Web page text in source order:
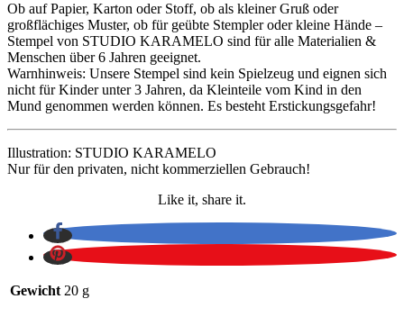
Ob auf Papier, Karton oder Stoff, ob als kleiner Gruß oder
großflächiges Muster, ob für geübte Stempler oder kleine Hände –
Stempel von STUDIO KARAMELO sind für alle Materialien &
Menschen über 6 Jahren geeignet.
Warnhinweis: Unsere Stempel sind kein Spielzeug und eignen sich
nicht für Kinder unter 3 Jahren, da Kleinteile vom Kind in den
Mund genommen werden können. Es besteht Erstickungsgefahr!
Illustration: STUDIO KARAMELO
Nur für den privaten, nicht kommerziellen Gebrauch!
Like it, share it.
Gewicht 20 g